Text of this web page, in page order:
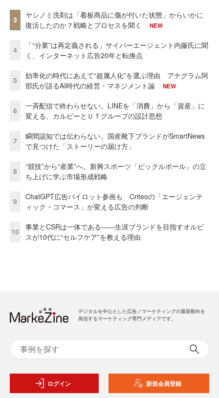
3
ヤシノミ洗剤は「看板商品に傷が付いた状態」からいかに
復活したのか？戦略とプロセスを聞く
NEW
4
「“分業”は再定義される」サイバーエージェント内藤氏に聞
く、インターネット広告20年と転換点
5
効率化の時代にあえて“超属人化”を選ぶ理由 アナグラム阿
部氏が語るAI時代の経営・マネジメント論
NEW
6
一斉配信で終わらせない。LINEを「消費」から「資産」に
変える、カルビーとＵＴグループの設計思想
7
瞬間認知では伝わらない。国産靴下ブランドがSmartNews
で見つけた「ストーリーの届け方」
8
“競技”から“産業”へ。新興スポーツ「ピックルボール」の立
ち上げに学ぶ市場形成戦略
9
ChatGPT広告パイロット参画も Criteoの「エージェンテ
ィック・コマース」が変える広告の判断
10
事業とCSRは一体である――生涯ブランドを目指すオルビ
スが10代に“セルフケア”を教える理由
デジタルを中心とした広告／マーケティングの最新動向を
発信するマーケティング専門メディアです。
ログイン 新規会員登録